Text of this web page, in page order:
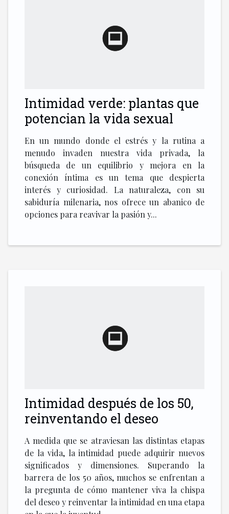
Intimidad verde: plantas que
potencian la vida sexual
En un mundo donde el estrés y la rutina a
menudo invaden nuestra vida privada, la
búsqueda de un equilibrio y mejora en la
conexión íntima es un tema que despierta
interés y curiosidad. La naturaleza, con su
sabiduría milenaria, nos ofrece un abanico de
opciones para reavivar la pasión y...
Intimidad después de los 50,
reinventando el deseo
A medida que se atraviesan las distintas etapas
de la vida, la intimidad puede adquirir nuevos
significados y dimensiones. Superando la
barrera de los 50 años, muchos se enfrentan a
la pregunta de cómo mantener viva la chispa
del deseo y reinventar la intimidad en una etapa